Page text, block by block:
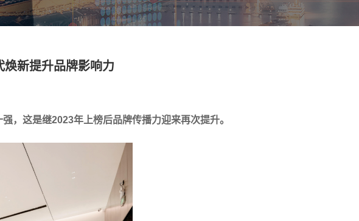
新提升品牌影响力
，这是继2023年上榜后品牌传播力迎来再次提升。